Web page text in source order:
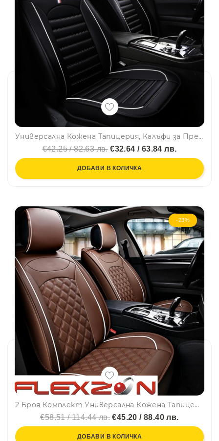
Универсална Кожена Тапицерия, Калъфи за Предни Седалки Черно, Бял Кант
€42.25 / 82.63 лв.€32.64 / 63.84 лв.
ДОБАВИ В КОЛИЧКА
-23%
2 Броя Комплект Универсална Кожена Тапицерия,Кафеви Калъфи За Седалки
€58.51 / 114.44 лв. €45.20 / 88.40 лв.
ДОБАВИ В КОЛИЧКА